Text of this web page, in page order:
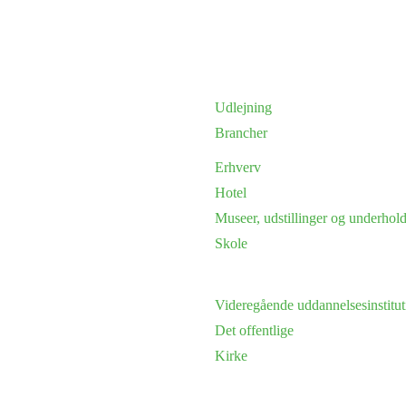
Udlejning
Brancher
Erhverv
Hotel
Museer, udstillinger og
Skole
Videregående
Det offentlige
Kirke